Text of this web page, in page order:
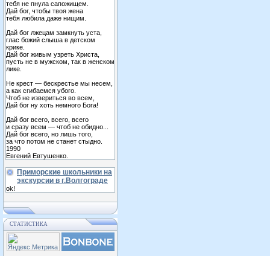
тебя не пнула сапожищем.
Дай бог, чтобы твоя жена
тебя любила даже нищим.
Дай бог лжецам замкнуть уста,
глас божий слыша в детском
крике.
Дай бог живым узреть Христа,
пусть не в мужском, так в женском
лике.
Не крест — бескрестье мы несем,
а как сгибаемся убого.
Чтоб не извериться во всем,
Дай бог ну хоть немного Бога!
Дай бог всего, всего, всего
и сразу всем — чтоб не обидно...
Дай бог всего, но лишь того,
за что потом не станет стыдно.
1990
Евгений Евтушенко.
Приморские школьники на
экскурсии в г.Волгограде
ok!
СТАТИСТИКА